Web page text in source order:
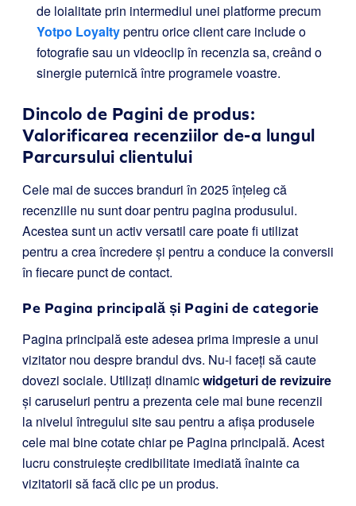
de loialitate prin intermediul unei platforme precum
Yotpo Loyaltypentru orice client care include o
fotografie sau un videoclip în recenzia sa, creând o
sinergie puternică între programele voastre.
Dincolo de Pagini de produs:
Valorificarea recenziilor de-a lungul
Parcursului clientului
Cele mai de succes branduri în 2025 înțeleg că
recenziile nu sunt doar pentru pagina produsului.
Acestea sunt un activ versatil care poate fi utilizat
pentru a crea încredere și pentru a conduce la conversii
în fiecare punct de contact.
Pe Pagina principală și Pagini de categorie
Pagina principală este adesea prima impresie a unui
vizitator nou despre brandul dvs. Nu-i faceți să caute
dovezi sociale. Utilizați dinamicwidgeturi de revizuire
și caruseluri pentru a prezenta cele mai bune recenzii
la nivelul întregului site sau pentru a afișa produsele
cele mai bine cotate chiar pe Pagina principală. Acest
lucru construiește credibilitate imediată înainte ca
vizitatorii să facă clic pe un produs.